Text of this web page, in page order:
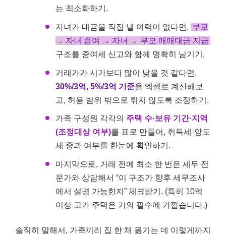
는 최소화하기.
자녀가 대금을 직접 낼 여력이 없다면, 부모
→ 자녀 증여 → 자녀 → 부모 매매대금 지급
구조를 증여세 신고와 함께 명확히 남기기.
거래가가 시가보다 많이 낮을 것 같다면,
30%/3억, 5%/3억 기준을 엑셀로 계산해보
고, 허용 범위 밖으로 튀지 않도록 조정하기.
가족 구성원 각각의 주택 수·보유 기간·지역
(조정대상 여부)를 표로 만들어, 취득세·양도
세 중과 여부를 한눈에 확인하기.
마지막으로, 거래 전에 최소 한 번은 세무 전
문가와 상담해서 “이 구조가 향후 세무조사
에서 설명 가능한지” 체크받기. (특히 10억
이상 고가 주택은 거의 필수에 가깝습니다.)
솔직히 말해서, 가족끼리 집 한 채 옮기는 데 이렇게까지